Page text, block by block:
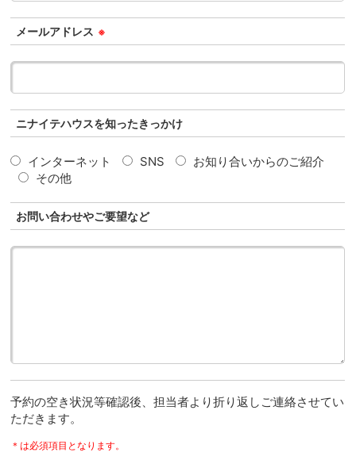
メールアドレス ※
ニナイテハウスを知ったきっかけ
インターネット SNS
お知り合いからのご紹介
その他
お問い合わせやご要望など
予約の空き状況等確認後、担当者より折り返しご連絡させてい
ただきます。
＊は必須項目となります。